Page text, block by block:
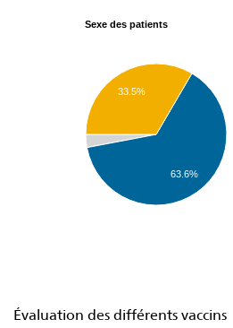
Sexe des patients
63.6%
33.5%
Évaluation des différents vaccins